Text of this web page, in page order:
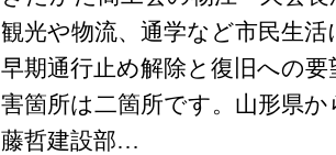
観光や物流、通学など市民生
早期通行止め解除と復旧への
害箇所は二箇所です。山形県
藤哲建設部…